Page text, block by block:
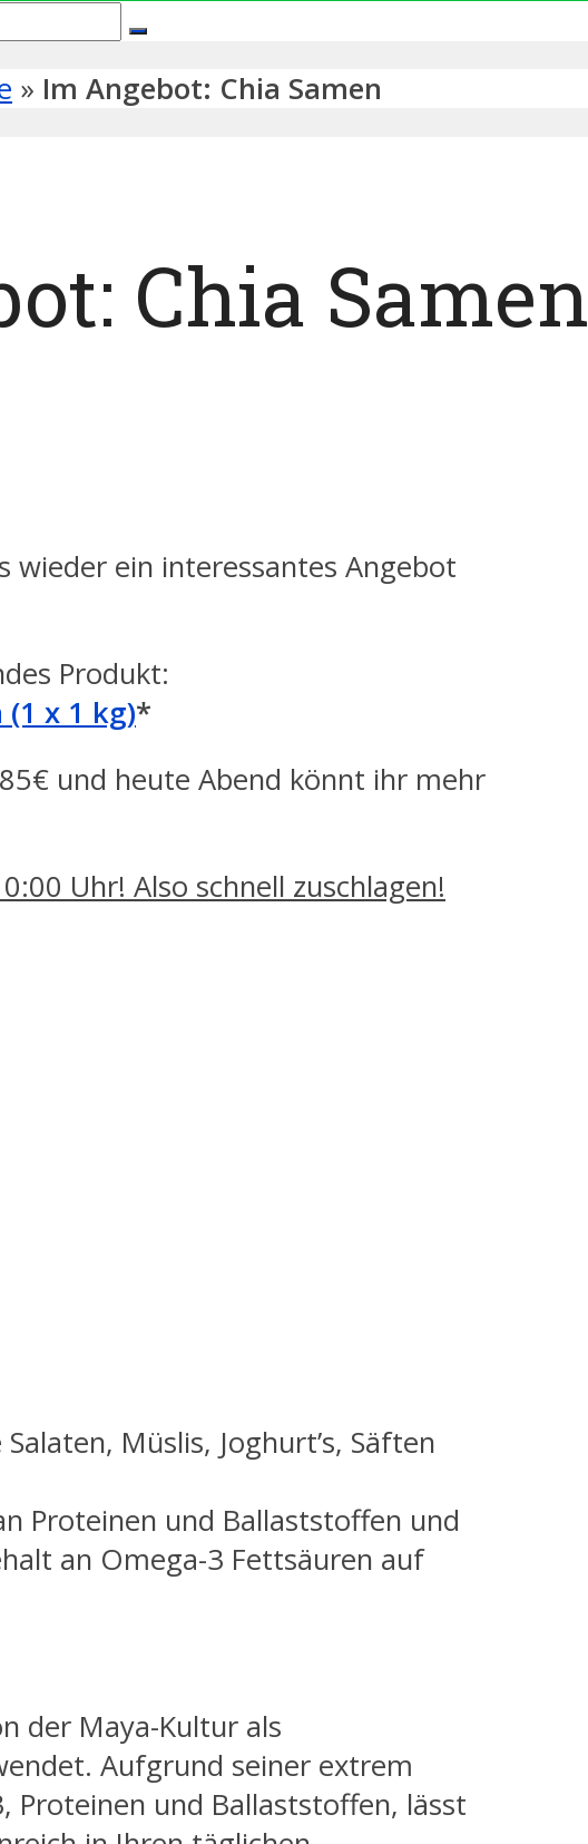
» Im Angebot: Chia Samen
Chia Samen
wieder ein interessantes Angebot
Produkt:
x 1 kg)*
und heute Abend könnt ihr mehr
Uhr! Also schnell zuschlagen!
Müslis, Joghurt’s, Säften
Proteinen und Ballaststoffen und
an Omega-3 Fettsäuren auf
der Maya-Kultur als
Aufgrund seiner extrem
Proteinen und Ballaststoffen, lässt